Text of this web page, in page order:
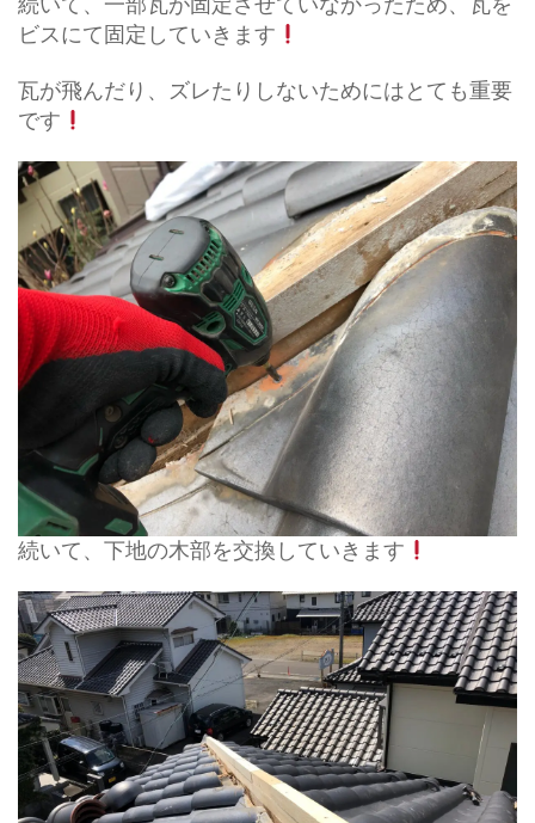
続いて、一部瓦が固定させていなかったため、瓦を
ビスにて固定していきます
瓦が飛んだり、ズレたりしないためにはとても重要
です
続いて、下地の木部を交換していきます